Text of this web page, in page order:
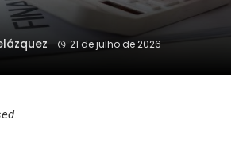
21 de julho de 2026